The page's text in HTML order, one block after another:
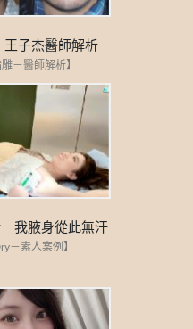
導入
王子杰醫師解析
雕－醫師解析】
我腋身從此無汗
－素人案例】